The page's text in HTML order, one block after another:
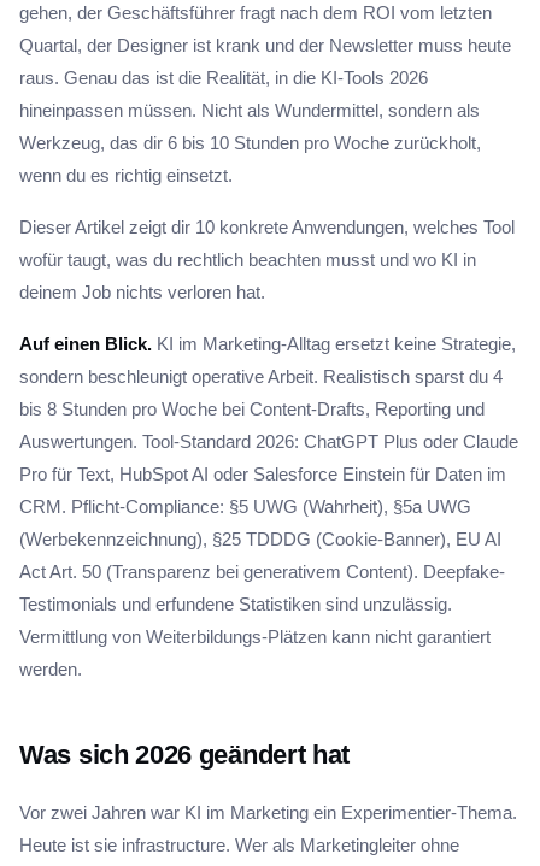
gehen, der Geschäftsführer fragt nach dem ROI vom letzten
Quartal, der Designer ist krank und der Newsletter muss heute
raus. Genau das ist die Realität, in die KI-Tools 2026
hineinpassen müssen. Nicht als Wundermittel, sondern als
Werkzeug, das dir 6 bis 10 Stunden pro Woche zurückholt,
wenn du es richtig einsetzt.
Dieser Artikel zeigt dir 10 konkrete Anwendungen, welches Tool
wofür taugt, was du rechtlich beachten musst und wo KI in
deinem Job nichts verloren hat.
Auf einen Blick. KI im Marketing-Alltag ersetzt keine Strategie,
sondern beschleunigt operative Arbeit. Realistisch sparst du 4
bis 8 Stunden pro Woche bei Content-Drafts, Reporting und
Auswertungen. Tool-Standard 2026: ChatGPT Plus oder Claude
Pro für Text, HubSpot AI oder Salesforce Einstein für Daten im
CRM. Pflicht-Compliance: §5 UWG (Wahrheit), §5a UWG
(Werbekennzeichnung), §25 TDDDG (Cookie-Banner), EU AI
Act Art. 50 (Transparenz bei generativem Content). Deepfake-
Testimonials und erfundene Statistiken sind unzulässig.
Vermittlung von Weiterbildungs-Plätzen kann nicht garantiert
werden.
Was sich 2026 geändert hat
Vor zwei Jahren war KI im Marketing ein Experimentier-Thema.
Heute ist sie infrastructure. Wer als Marketingleiter ohne